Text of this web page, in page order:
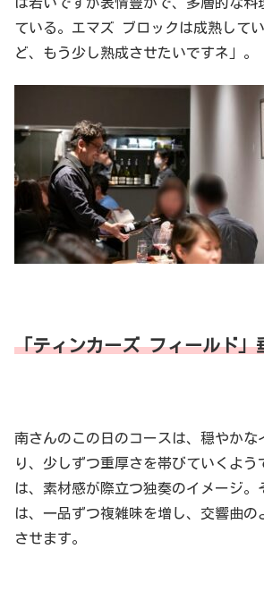
ている。エマズ ブロックは成熟して
ど、もう少し熟成させたいですネ」。
「ティンカーズ フィールド」
南さんのこの日のコースは、穏やかな
り、少しずつ重厚さを帯びていくよう
は、素材感が際立つ独奏のイメージ。
は、一品ずつ複雑味を増し、交響曲の
させます。